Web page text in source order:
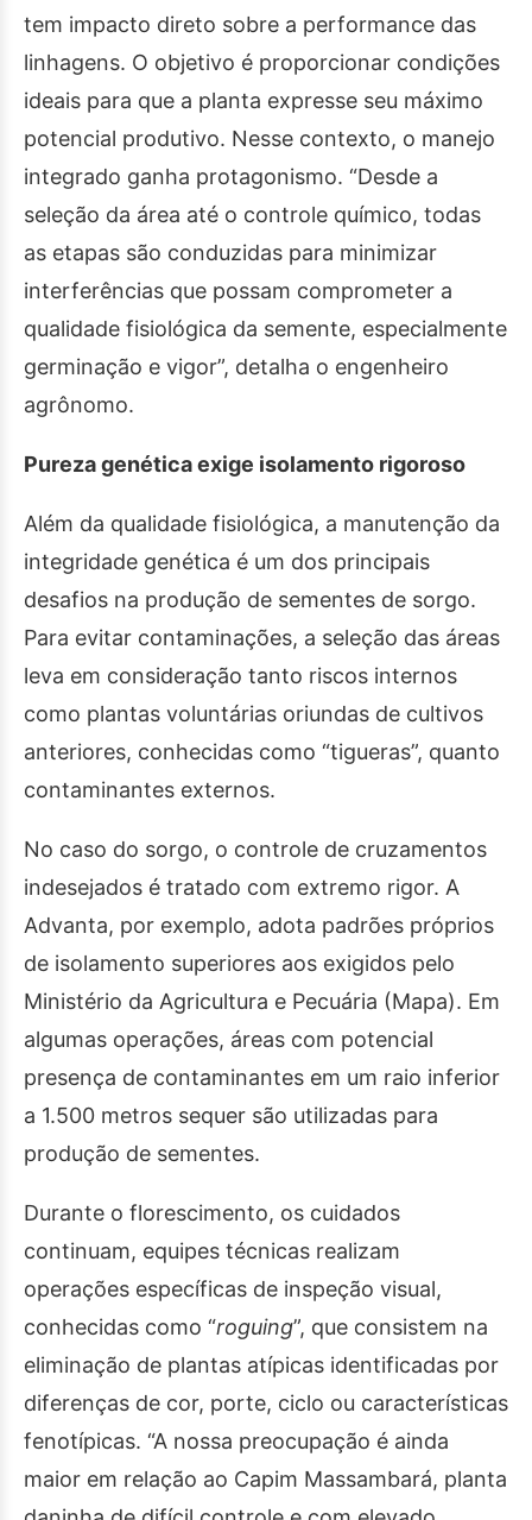
tem impacto direto sobre a performance das
linhagens. O objetivo é proporcionar condições
ideais para que a planta expresse seu máximo
potencial produtivo. Nesse contexto, o manejo
integrado ganha protagonismo. “Desde a
seleção da área até o controle químico, todas
as etapas são conduzidas para minimizar
interferências que possam comprometer a
qualidade fisiológica da semente, especialmente
germinação e vigor”, detalha o engenheiro
agrônomo.
Pureza genética exige isolamento rigoroso
Além da qualidade fisiológica, a manutenção da
integridade genética é um dos principais
desafios na produção de sementes de sorgo.
Para evitar contaminações, a seleção das áreas
leva em consideração tanto riscos internos
como plantas voluntárias oriundas de cultivos
anteriores, conhecidas como “tigueras”, quanto
contaminantes externos.
No caso do sorgo, o controle de cruzamentos
indesejados é tratado com extremo rigor. A
Advanta, por exemplo, adota padrões próprios
de isolamento superiores aos exigidos pelo
Ministério da Agricultura e Pecuária (Mapa). Em
algumas operações, áreas com potencial
presença de contaminantes em um raio inferior
a 1.500 metros sequer são utilizadas para
produção de sementes.
Durante o florescimento, os cuidados
continuam, equipes técnicas realizam
operações específicas de inspeção visual,
conhecidas como “roguing”, que consistem na
eliminação de plantas atípicas identificadas por
diferenças de cor, porte, ciclo ou características
fenotípicas. “A nossa preocupação é ainda
maior em relação ao Capim Massambará, planta